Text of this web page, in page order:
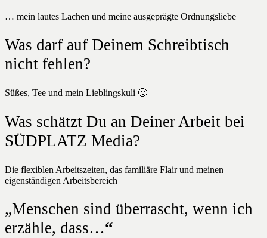
… mein lautes Lachen und meine ausgeprägte Ordnungsliebe
Was darf auf Deinem Schreibtisch
nicht fehlen?
Süßes, Tee und mein Lieblingskuli 🙂
Was schätzt Du an Deiner Arbeit bei
SÜDPLATZ Media?
Die flexiblen Arbeitszeiten, das familiäre Flair und meinen
eigenständigen Arbeitsbereich
„Menschen sind überrascht, wenn ich
erzähle, dass…“